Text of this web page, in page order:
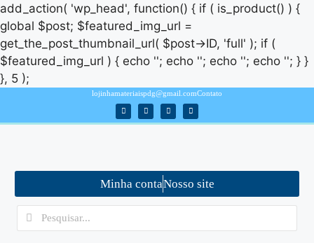
add_action( 'wp_head', function() { if ( is_product() ) {
global $post; $featured_img_url =
get_the_post_thumbnail_url( $post->ID, 'full' ); if (
$featured_img_url ) { echo ''; echo ''; echo ''; echo ''; } }
}, 5 );
lojinhamateriaispdg@gmail.comContato
Minha contaNosso site